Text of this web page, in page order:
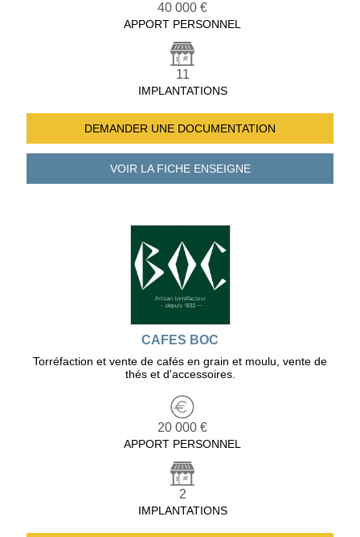
40 000 €
APPORT PERSONNEL
11
IMPLANTATIONS
DEMANDER UNE DOCUMENTATION
VOIR LA FICHEENSEIGNE
CAFES BOC
Torréfaction et vente de cafés en grain et moulu, vente de
thés et d'accessoires.
20 000 €
APPORT PERSONNEL
2
IMPLANTATIONS